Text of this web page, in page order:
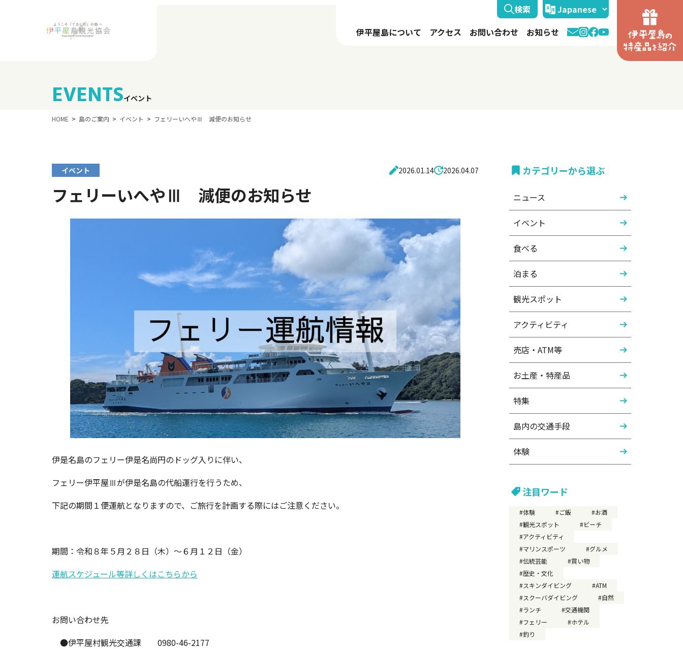
伊平屋島について アクセス お問い合わせ お知らせ
EVENTSイベント
HOME 島のご案内 イベント フェリーいへやⅢ 減便のお知らせ
イベント 2026.01.14 2026.04.07
フェリーいへやⅢ 減便のお知らせ
伊是名島のフェリー伊是名尚円のドッグ入りに伴い、
フェリー伊平屋Ⅲが伊是名島の代船運行を行うため、
下記の期間１便運航となりますので、ご旅行を計画する際にはご注意ください。
期間：令和８年５月２８日（木）～６月１２日（金）
運航スケジュール等詳しくはこちらから
お問い合わせ先
●伊平屋村観光交通課 0980-46-2177
カテゴリーから選ぶ
ニュース
イベント
食べる
泊まる
観光スポット
アクティビティ
売店・ATM等
お土産・特産品
特集
島内の交通手段
体験
注目ワード
体験 ご飯
お酒
観光スポット
ビーチ
アクティビティ
マリンスポーツ
グルメ
伝統芸能
買い物
歴史・文化
スキンダイビング
ATM
スクーバダイビング
自然
ランチ
交通機関
フェリー
ホテル
釣り